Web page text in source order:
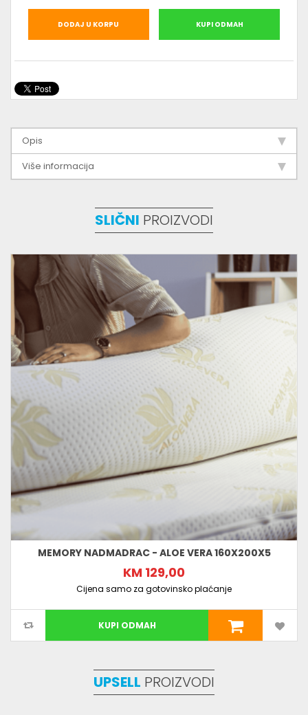
DODAJ U KORPU KUPI ODMAH
Opis
Više informacija
SLIČNI PROIZVODI
MEMORY NADMADRAC - ALOE VERA 160X200X5
KM 129,00
Cijena samo za gotovinsko plaćanje
KUPI ODMAH
UPSELL PROIZVODI